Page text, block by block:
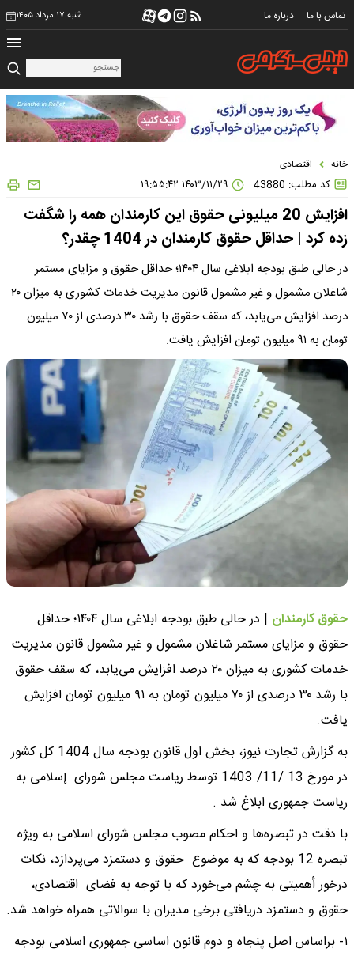
تماس با ما درباره ما شنبه ۱۷ مرداد ۱۴۰۵
خانه اقتصادی
کد مطلب: 43880
افزایش 20 میلیونی حقوق این کارمندان همه را شگفت
زده کرد | حداقل حقوق کارمندان در 1404 چقدر؟
در حالی طبق بودجه ابلاغی سال ۱۴۰۴؛ حداقل حقوق و مزایای مستمر
شاغلان مشمول و غیر مشمول قانون مدیریت خدمات کشوری به میزان ۲۰
درصد افزایش می‌یابد، که سقف حقوق با رشد ۳۰ درصدی از ۷۰ میلیون
تومان به ۹۱ میلیون تومان افزایش یافت.
حقوق کارمندان
| در حالی طبق بودجه ابلاغی سال ۱۴۰۴؛ حداقل
حقوق و مزایای مستمر شاغلان مشمول و غیر مشمول قانون مدیریت
خدمات کشوری به میزان ۲۰ درصد افزایش می‌یابد، که سقف حقوق
با رشد ۳۰ درصدی از ۷۰ میلیون تومان به ۹۱ میلیون تومان افزایش
یافت.
به گزارش تجارت نیوز، بخش اول قانون بودجه سال 1404 کل کشور
در مورخ 13 /11/ 1403 توسط ریاست مجلس شورای إسلامی به
ریاست جمهوری ابلاغ شد .
با دقت در تبصره‌ها و احکام مصوب مجلس شورای اسلامی به ویژه
تبصره 12 بودجه که به موضوع حقوق و دستمزد می‌پردازد، نکات
درخور أهمیتی به چشم می‌خورد که با توجه به فضای اقتصادی،
حقوق و دستمزد دریافتی برخی مدیران با سوالاتی همراه خواهد شد.
١- براساس اصل پنجاه و دوم قانون اساسی جمهوری اسلامی بودجه